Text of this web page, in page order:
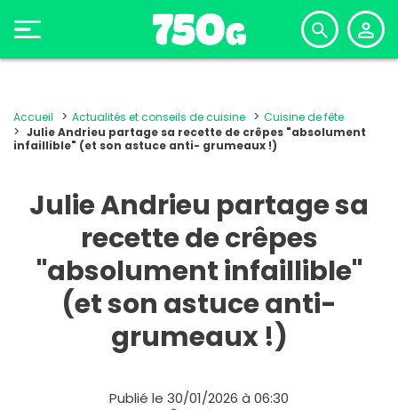
Accueil Actualités et conseils de cuisine
Cuisine de fête
Julie Andrieu partage sa recette de crêpes "absolument
infaillible" (et son astuce anti- grumeaux !)
Julie Andrieu partage sa
recette de crêpes
"absolument infaillible"
(et son astuce anti-
grumeaux !)
Publié le 30/01/2026 à 06:30